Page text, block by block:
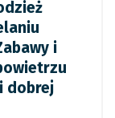
i
dobrej